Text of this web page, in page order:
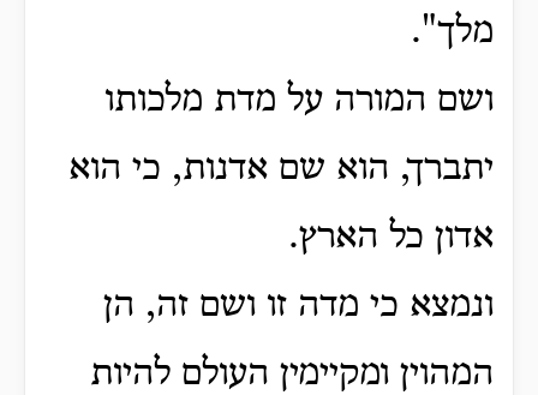
מלך".
ושם המורה על מדת מלכותו
יתברך, הוא שם אדנות, כי הוא
אדון כל הארץ.
ונמצא כי מדה זו ושם זה, הן
המהוין ומקיימין העולם להיות